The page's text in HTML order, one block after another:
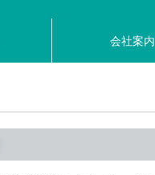
会社案内